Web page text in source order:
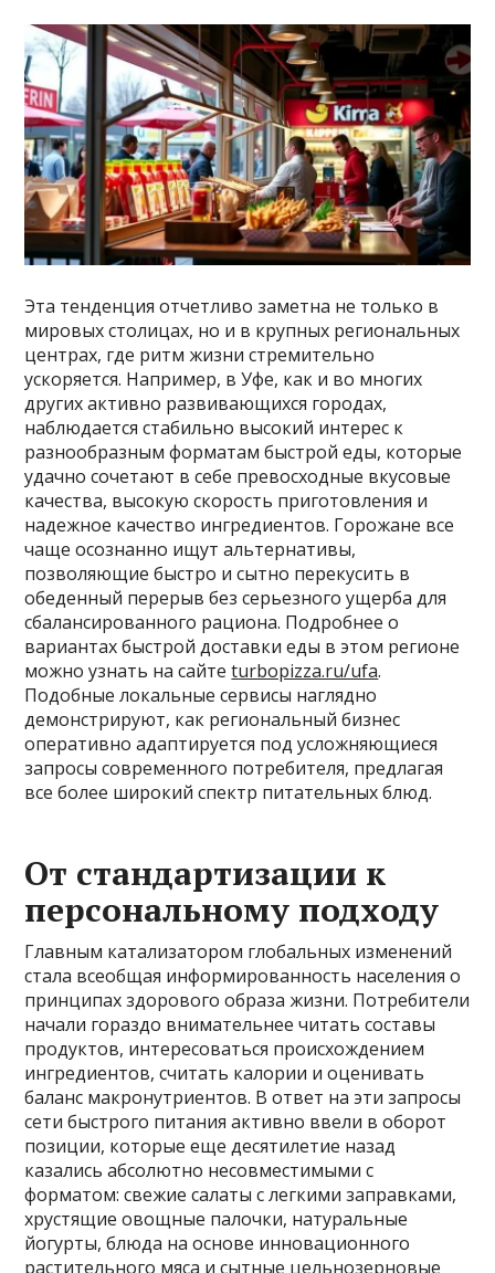
Эта тенденция отчетливо заметна не только в
мировых столицах, но и в крупных региональных
центрах, где ритм жизни стремительно
ускоряется. Например, в Уфе, как и во многих
других активно развивающихся городах,
наблюдается стабильно высокий интерес к
разнообразным форматам быстрой еды, которые
удачно сочетают в себе превосходные вкусовые
качества, высокую скорость приготовления и
надежное качество ингредиентов. Горожане все
чаще осознанно ищут альтернативы,
позволяющие быстро и сытно перекусить в
обеденный перерыв без серьезного ущерба для
сбалансированного рациона. Подробнее о
вариантах быстрой доставки еды в этом регионе
можно узнать на сайтеturbopizza.ru/ufa.
Подобные локальные сервисы наглядно
демонстрируют, как региональный бизнес
оперативно адаптируется под усложняющиеся
запросы современного потребителя, предлагая
все более широкий спектр питательных блюд.
От стандартизации к
персональному подходу
Главным катализатором глобальных изменений
стала всеобщая информированность населения о
принципах здорового образа жизни. Потребители
начали гораздо внимательнее читать составы
продуктов, интересоваться происхождением
ингредиентов, считать калории и оценивать
баланс макронутриентов. В ответ на эти запросы
сети быстрого питания активно ввели в оборот
позиции, которые еще десятилетие назад
казались абсолютно несовместимыми с
форматом: свежие салаты с легкими заправками,
хрустящие овощные палочки, натуральные
йогурты, блюда на основе инновационного
растительного мяса и сытные цельнозерновые